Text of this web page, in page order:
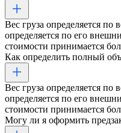
Вес груза определяется по
определяется по его
стоимости принимается
Как определить полный
Вес груза определяется по
определяется по его
стоимости принимается
Могу ли я оформить